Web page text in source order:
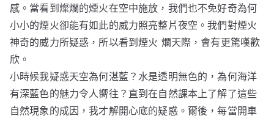
感。當看到燦爛的煙火在空中施放，我們也不免好奇為何
小小的煙火卻能有如此的威力照亮整片夜空。我們對煙火
神奇的威力所疑惑，所以看到煙火 爛天際，會有更驚嘆歡
欣。
小時候我疑惑天空為何湛藍？水是透明無色的，為何海洋
有深藍色的魅力令人嚮往？直到在自然課本上了解了這些
自然現象的成因，我才解開心底的疑惑。爾後，每當開車